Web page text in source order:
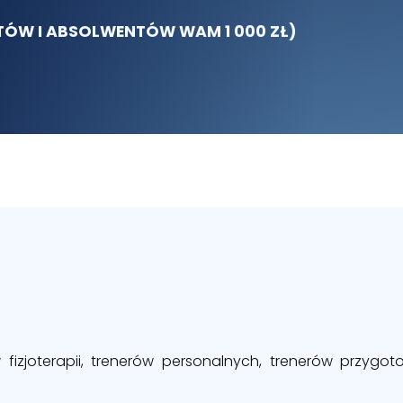
I ABSOLWENTÓW WAM 1 000 ZŁ)
trenerów personalnych, trenerów